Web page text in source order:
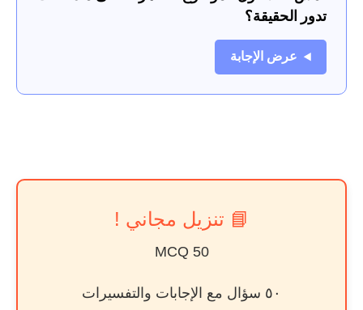
تدور الحقيقة؟
عرض الإجابة
📘 تنزيل مجاني !
50 MCQ
٥٠ سؤال مع الإجابات والتفسيرات